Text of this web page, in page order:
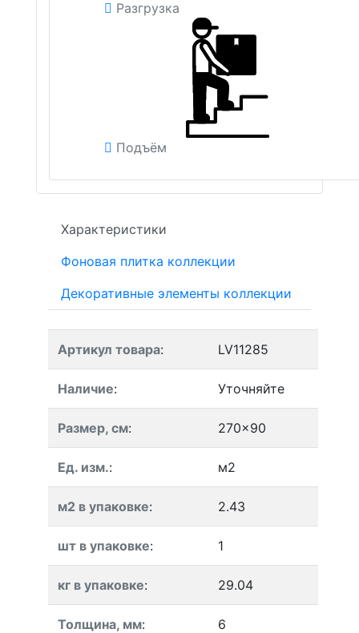
Разгрузка
Подъём
Характеристики
Фоновая плитка коллекции
Декоративные элементы коллекции
Артикул товара: LV11285
Наличие: Уточняйте
Размер, см: 270x90
Ед. изм.: м2
м2 в упаковке: 2.43
шт в упаковке: 1
кг в упаковке: 29.04
Толщина, мм: 6